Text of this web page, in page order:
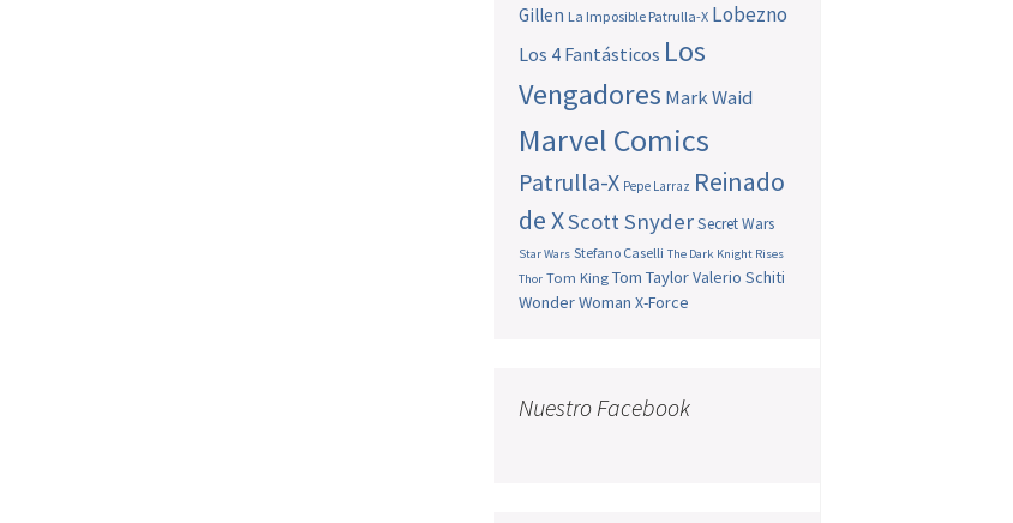
Gillen La Imposible Patrulla-X Lobezno
Los 4 Fantásticos Los
Vengadores Mark Waid
Marvel Comics
Patrulla-X Pepe Larraz Reinado
de XScott SnyderSecret Wars
Star Wars Stefano Caselli The Dark Knight Rises
Thor Tom King Tom TaylorValerio Schiti
Wonder Woman X-Force
Nuestro Facebook